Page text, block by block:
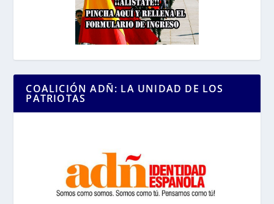
COALICIÓN ADÑ: LA UNIDAD DE LOS
PATRIOTAS